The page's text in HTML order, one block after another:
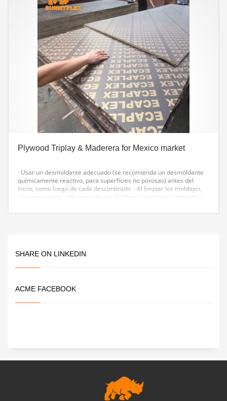
Plywood Triplay & Maderera for Mexico market
· Usar un desmoldante adecuado (se recomienda un desmoldante
químicamente reactivo, para superficies no porosas) antes del
inicio, como luego de cada descimbrado. · Al limpiar los moldajes,
una vez usados, utilizar espátulas de fibra, materiales sintéticos o
SHARE ON LINKEDIN
ACME FACEBOOK